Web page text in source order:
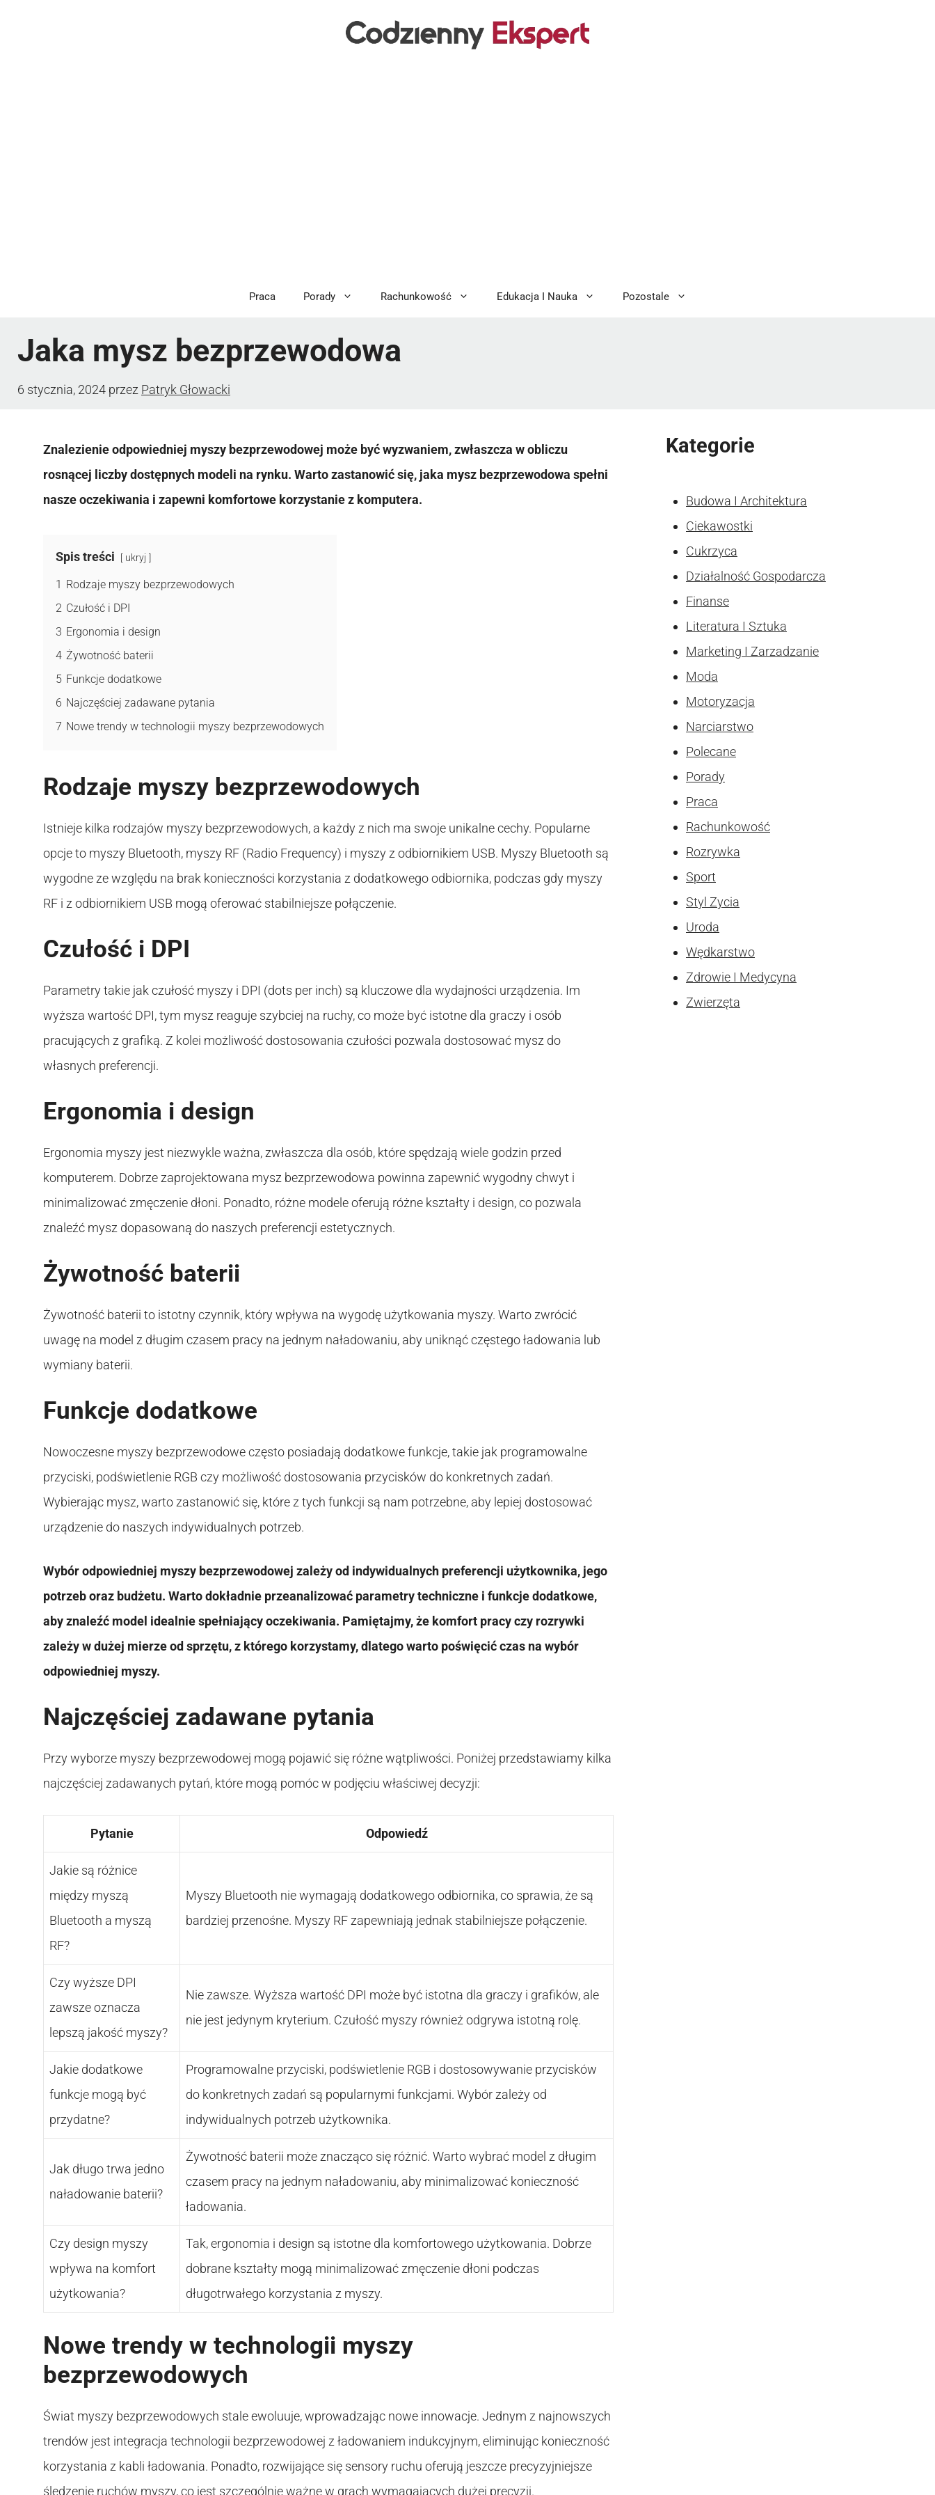
Praca Porady Rachunkowość Edukacja I Nauka Pozostale
Jaka mysz bezprzewodowa
6 stycznia, 2024 przez Patryk Głowacki
Znalezienie odpowiedniej myszy bezprzewodowej może być wyzwaniem, zwłaszcza w obliczu
rosnącej liczby dostępnych modeli na rynku. Warto zastanowić się, jaka mysz bezprzewodowa spełni
nasze oczekiwania i zapewni komfortowe korzystanie z komputera.
Spis treści ukryj
1 Rodzaje myszy bezprzewodowych
2 Czułość i DPI
3 Ergonomia i design
4 Żywotność baterii
5 Funkcje dodatkowe
6 Najczęściej zadawane pytania
7 Nowe trendy w technologii myszy bezprzewodowych
Rodzaje myszy bezprzewodowych
Istnieje kilka rodzajów myszy bezprzewodowych, a każdy z nich ma swoje unikalne cechy. Popularne
opcje to myszy Bluetooth, myszy RF (Radio Frequency) i myszy z odbiornikiem USB. Myszy Bluetooth są
wygodne ze względu na brak konieczności korzystania z dodatkowego odbiornika, podczas gdy myszy
RF i z odbiornikiem USB mogą oferować stabilniejsze połączenie.
Czułość i DPI
Parametry takie jak czułość myszy i DPI (dots per inch) są kluczowe dla wydajności urządzenia. Im
wyższa wartość DPI, tym mysz reaguje szybciej na ruchy, co może być istotne dla graczy i osób
pracujących z grafiką. Z kolei możliwość dostosowania czułości pozwala dostosować mysz do
własnych preferencji.
Ergonomia i design
Ergonomia myszy jest niezwykle ważna, zwłaszcza dla osób, które spędzają wiele godzin przed
komputerem. Dobrze zaprojektowana mysz bezprzewodowa powinna zapewnić wygodny chwyt i
minimalizować zmęczenie dłoni. Ponadto, różne modele oferują różne kształty i design, co pozwala
znaleźć mysz dopasowaną do naszych preferencji estetycznych.
Żywotność baterii
Żywotność baterii to istotny czynnik, który wpływa na wygodę użytkowania myszy. Warto zwrócić
uwagę na model z długim czasem pracy na jednym naładowaniu, aby uniknąć częstego ładowania lub
wymiany baterii.
Funkcje dodatkowe
Nowoczesne myszy bezprzewodowe często posiadają dodatkowe funkcje, takie jak programowalne
przyciski, podświetlenie RGB czy możliwość dostosowania przycisków do konkretnych zadań.
Wybierając mysz, warto zastanowić się, które z tych funkcji są nam potrzebne, aby lepiej dostosować
urządzenie do naszych indywidualnych potrzeb.
Wybór odpowiedniej myszy bezprzewodowej zależy od indywidualnych preferencji użytkownika, jego
potrzeb oraz budżetu. Warto dokładnie przeanalizować parametry techniczne i funkcje dodatkowe,
aby znaleźć model idealnie spełniający oczekiwania. Pamiętajmy, że komfort pracy czy rozrywki
zależy w dużej mierze od sprzętu, z którego korzystamy, dlatego warto poświęcić czas na wybór
odpowiedniej myszy.
Najczęściej zadawane pytania
Przy wyborze myszy bezprzewodowej mogą pojawić się różne wątpliwości. Poniżej przedstawiamy kilka
najczęściej zadawanych pytań, które mogą pomóc w podjęciu właściwej decyzji:
Pytanie Odpowiedź
Jakie są różnice
między myszą
Bluetooth a myszą
RF?
Myszy Bluetooth nie wymagają dodatkowego odbiornika, co sprawia, że są
bardziej przenośne. Myszy RF zapewniają jednak stabilniejsze połączenie.
Czy wyższe DPI
zawsze oznacza
lepszą jakość myszy?
Nie zawsze. Wyższa wartość DPI może być istotna dla graczy i grafików, ale
nie jest jedynym kryterium. Czułość myszy również odgrywa istotną rolę.
Jakie dodatkowe
funkcje mogą być
przydatne?
Programowalne przyciski, podświetlenie RGB i dostosowywanie przycisków
do konkretnych zadań są popularnymi funkcjami. Wybór zależy od
indywidualnych potrzeb użytkownika.
Jak długo trwa jedno
naładowanie baterii?
Żywotność baterii może znacząco się różnić. Warto wybrać model z długim
czasem pracy na jednym naładowaniu, aby minimalizować konieczność
ładowania.
Czy design myszy
wpływa na komfort
użytkowania?
Tak, ergonomia i design są istotne dla komfortowego użytkowania. Dobrze
dobrane kształty mogą minimalizować zmęczenie dłoni podczas
długotrwałego korzystania z myszy.
Nowe trendy w technologii myszy
bezprzewodowych
Świat myszy bezprzewodowych stale ewoluuje, wprowadzając nowe innowacje. Jednym z najnowszych
trendów jest integracja technologii bezprzewodowej z ładowaniem indukcyjnym, eliminując konieczność
korzystania z kabli ładowania. Ponadto, rozwijające się sensory ruchu oferują jeszcze precyzyjniejsze
śledzenie ruchów myszy, co jest szczególnie ważne w grach wymagających dużej precyzji.
Kategorie
Budowa I Architektura
Ciekawostki
Cukrzyca
Działalność Gospodarcza
Finanse
Literatura I Sztuka
Marketing I Zarzadzanie
Moda
Motoryzacja
Narciarstwo
Polecane
Porady
Praca
Rachunkowość
Rozrywka
Sport
Styl Zycia
Uroda
Wędkarstwo
Zdrowie I Medycyna
Zwierzęta